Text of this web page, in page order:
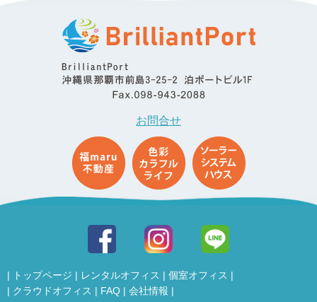
お問合せ
| トップページ | レンタルオフィス | 個室オフィス |
| クラウドオフィス | FAQ | 会社情報 |